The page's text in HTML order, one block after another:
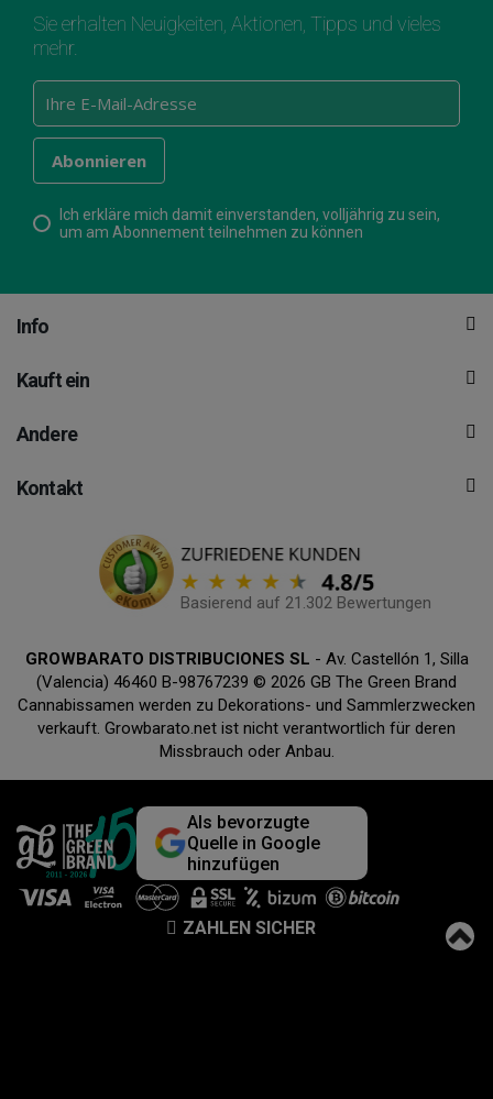
Sie erhalten Neuigkeiten, Aktionen, Tipps und vieles
mehr.
Ich erkläre mich damit einverstanden, volljährig zu sein,
um am Abonnement teilnehmen zu können
Info
Kauft ein
Andere
Kontakt
Basierend auf 21.302 Bewertungen
GROWBARATO DISTRIBUCIONES SL - Av. Castellón 1, Silla
(Valencia) 46460 B-98767239 © 2026 GB The Green Brand
Cannabissamen werden zu Dekorations- und Sammlerzwecken
verkauft. Growbarato.net ist nicht verantwortlich für deren
Missbrauch oder Anbau.
Als bevorzugte
Quelle in Google
hinzufügen
ZAHLEN SICHER